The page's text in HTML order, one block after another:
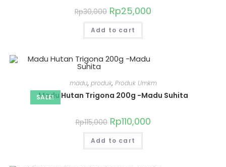
Rp30,000 Rp25,000
Add to cart
SALE!
madu, produk, Produk Umkm
Madu Hutan Trigona 200g -Madu Suhita
Rp115,000 Rp110,000
Add to cart